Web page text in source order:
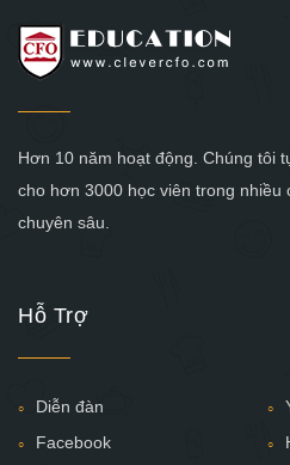
Hơn 10 năm hoạt động. Chúng tôi
cho hơn 3000 học viên trong nhiều
chuyên sâu.
Hỗ Trợ
Diễn đàn
Facebook